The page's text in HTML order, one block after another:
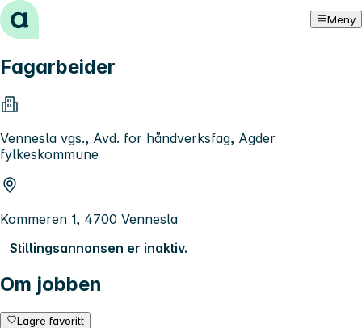
Hopp til innhold Meny
Fagarbeider
Vennesla vgs., Avd. for håndverksfag, Agder
fylkeskommune
Kommeren 1, 4700 Vennesla
Stillingsannonsen er inaktiv.
Om jobben
Lagre favoritt